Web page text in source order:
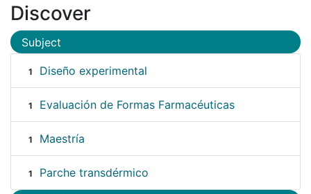
Discover
Subject
1 Diseño experimental
1 Evaluación de Formas Farmacéuticas
1 Maestría
1 Parche transdérmico